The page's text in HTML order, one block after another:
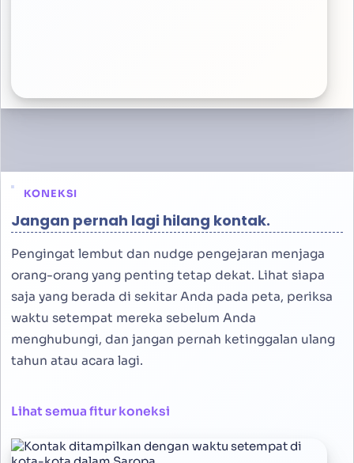
KONEKSI
Jangan pernah lagi hilang kontak.
Pengingat lembut dan nudge pengejaran menjaga
orang-orang yang penting tetap dekat. Lihat siapa
saja yang berada di sekitar Anda pada peta, periksa
waktu setempat mereka sebelum Anda
menghubungi, dan jangan pernah ketinggalan ulang
tahun atau acara lagi.
Lihat semua fitur koneksi